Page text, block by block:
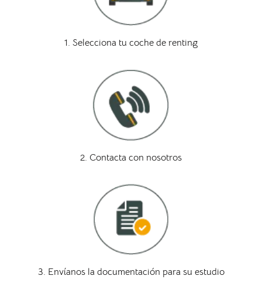
1. Selecciona tu coche de renting
2. Contacta con nosotros
3. Envíanos la documentación para su estudio